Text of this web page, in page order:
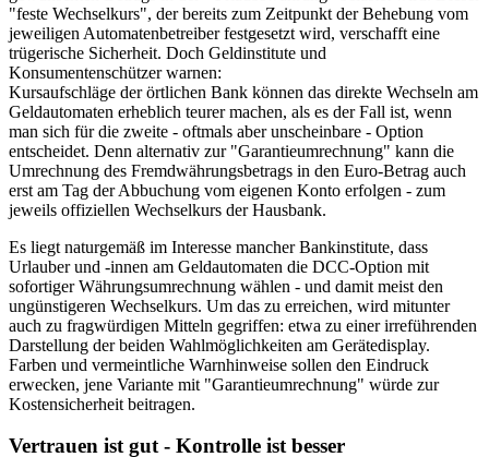
"feste Wechselkurs", der bereits zum Zeitpunkt der Behebung vom
jeweiligen Automatenbetreiber festgesetzt wird, verschafft eine
trügerische Sicherheit. Doch Geldinstitute und
Konsumentenschützer warnen:
Kursaufschläge der örtlichen Bank können das direkte Wechseln am
Geldautomaten erheblich teurer machen, als es der Fall ist, wenn
man sich für die zweite - oftmals aber unscheinbare - Option
entscheidet. Denn alternativ zur "Garantieumrechnung" kann die
Umrechnung des Fremdwährungsbetrags in den Euro-Betrag auch
erst am Tag der Abbuchung vom eigenen Konto erfolgen - zum
jeweils offiziellen Wechselkurs der Hausbank.
Es liegt naturgemäß im Interesse mancher Bankinstitute, dass
Urlauber und -innen am Geldautomaten die DCC-Option mit
sofortiger Währungsumrechnung wählen - und damit meist den
ungünstigeren Wechselkurs. Um das zu erreichen, wird mitunter
auch zu fragwürdigen Mitteln gegriffen: etwa zu einer irreführenden
Darstellung der beiden Wahlmöglichkeiten am Gerätedisplay.
Farben und vermeintliche Warnhinweise sollen den Eindruck
erwecken, jene Variante mit "Garantieumrechnung" würde zur
Kostensicherheit beitragen.
Vertrauen ist gut - Kontrolle ist besser